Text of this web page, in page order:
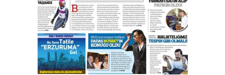
Cem Bakırcı
Ardında bıraktığı hatıralarıyla
gönül adamı Faruk Terzioğlu!
13 Mayıs 2026 Çarşamba
Esat BİNDESEN
Başkan Sekmen’den Erzurum’a